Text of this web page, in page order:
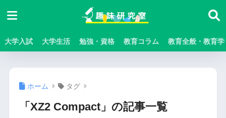
大学入試 大学生活 勉強・資格 教育コラム 教育全般・教育学
ホーム タグ
「XZ2 Compact」の記事一覧